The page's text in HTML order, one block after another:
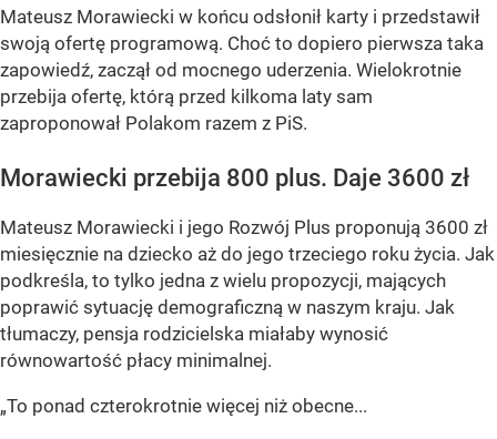
Mateusz Morawiecki w końcu odsłonił karty i przedstawił
swoją ofertę programową. Choć to dopiero pierwsza taka
zapowiedź, zaczął od mocnego uderzenia. Wielokrotnie
przebija ofertę, którą przed kilkoma laty sam
zaproponował Polakom razem z PiS.
Morawiecki przebija 800 plus. Daje 3600 zł
Mateusz Morawiecki i jego Rozwój Plus proponują 3600 zł
miesięcznie na dziecko aż do jego trzeciego roku życia. Jak
podkreśla, to tylko jedna z wielu propozycji, mających
poprawić sytuację demograficzną w naszym kraju. Jak
tłumaczy, pensja rodzicielska miałaby wynosić
równowartość płacy minimalnej.
„To ponad czterokrotnie więcej niż obecne...